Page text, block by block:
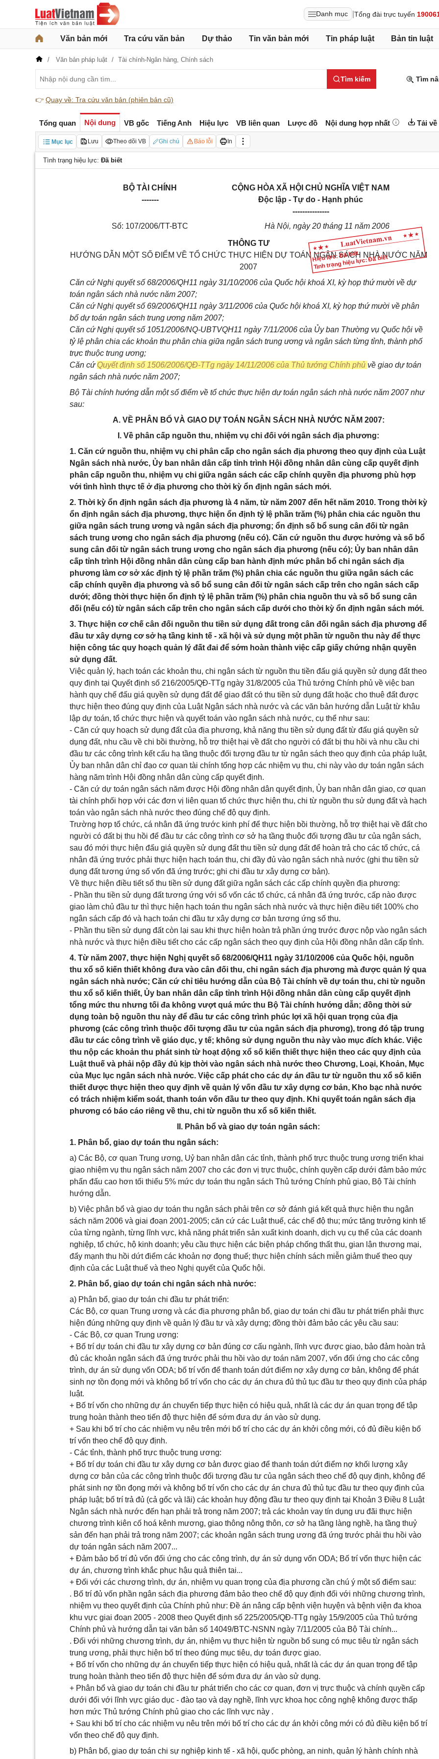
Danh mục Tổng đài trực tuyến
Văn bản mới Tra cứu văn bản Dự thảo Tin văn bản mới Tin pháp luật Bản tin luật
Văn bản pháp luật Tài chính-Ngân hàng, Chính sách
Tìm kiếm Tìm
👉 Quay về: Tra cứu văn bản (phiên bản cũ)
Tổng quan Nội dung VB gốc Tiếng Anh Hiệu lực VB liên quan Lược đồ Nội dung hợp nhất Tải về
Mục lục Lưu Theo dõi VB Ghi chú Báo lỗi In
Tình trạng hiệu lực: Đã biết
Hiệu lực: Đã biết
Tình trạng hiệu lực: Đã biết
BỘ TÀI CHÍNH
-------
CỘNG HÒA XÃ HỘI CHỦ NGHĨA VIỆT NAM
Độc lập - Tự do - Hạnh phúc
---------------
Số: 107/2006/TT-BTC
Hà Nội, ngày 20 tháng 11 năm 2006
THÔNG TƯ
HƯỚNG DẪN MỘT SỐ ĐIỂM VỀ TỔ CHỨC THỰC HIỆN DỰ TOÁN NGÂN SÁCH NHÀ NƯỚC NĂM
2007
Căn cứ Nghị quyết số 68/2006/QH11 ngày 31/10/2006 của Quốc hội khoá XI, kỳ họp thứ mười về dự
toán ngân sách nhà nước năm 2007;
Căn cứ Nghị quyết số 69/2006/QH11 ngày 3/11/2006 của Quốc hội khoá XI, kỳ họp thứ mười về phân
bổ dự toán ngân sách trung ương năm 2007;
Căn cứ Nghị quyết số 1051/2006/NQ-UBTVQH11 ngày 7/11/2006 của Ủy ban Thường vụ Quốc hội về
tỷ lệ phân chia các khoản thu phân chia giữa ngân sách trung ương và ngân sách từng tỉnh, thành phố
trực thuộc trung ương;
Căn cứ Quyết định số 1506/2006/QĐ-TTg ngày 14/11/2006 của Thủ tướng Chính phủ về giao dự toán
ngân sách nhà nước năm 2007;
Bộ Tài chính hướng dẫn một số điểm về tổ chức thực hiện dự toán ngân sách nhà nước năm 2007 như
sau:
A. VỀ PHÂN BỔ VÀ GIAO DỰ TOÁN NGÂN SÁCH NHÀ NƯỚC NĂM 2007:
I. Về phân cấp nguồn thu, nhiệm vụ chi đối với ngân sách địa phương:
1. Căn cứ nguồn thu, nhiệm vụ chi phân cấp cho ngân sách địa phương theo quy định của Luật
Ngân sách nhà nước, Ủy ban nhân dân cấp tỉnh trình Hội đồng nhân dân cùng cấp quyết định
phân cấp nguồn thu, nhiệm vụ chi giữa ngân sách các cấp chính quyền địa phương phù hợp
với tình hình thực tế ở địa phương cho thời kỳ ổn định ngân sách mới.
2. Thời kỳ ổn định ngân sách địa phương là 4 năm, từ năm 2007 đến hết năm 2010. Trong thời kỳ
ổn định ngân sách địa phương, thực hiện ổn định tỷ lệ phần trăm (%) phân chia các nguồn thu
giữa ngân sách trung ương và ngân sách địa phương; ổn định số bổ sung cân đối từ ngân
sách trung ương cho ngân sách địa phương (nếu có). Căn cứ nguồn thu được hưởng và số bổ
sung cân đối từ ngân sách trung ương cho ngân sách địa phương (nếu có); Ủy ban nhân dân
cấp tỉnh trình Hội đồng nhân dân cùng cấp ban hành định mức phân bổ chi ngân sách địa
phương làm cơ sở xác định tỷ lệ phần trăm (%) phân chia các nguồn thu giữa ngân sách các
cấp chính quyền địa phương và số bổ sung cân đối từ ngân sách cấp trên cho ngân sách cấp
dưới; đồng thời thực hiện ổn định tỷ lệ phần trăm (%) phân chia nguồn thu và số bổ sung cân
đối (nếu có) từ ngân sách cấp trên cho ngân sách cấp dưới cho thời kỳ ổn định ngân sách mới.
3. Thực hiện cơ chế cân đối nguồn thu tiền sử dụng đất trong cân đối ngân sách địa phương để
đầu tư xây dựng cơ sở hạ tầng kinh tế - xã hội và sử dụng một phần từ nguồn thu này để thực
hiện công tác quy hoạch quản lý đất đai để sớm hoàn thành việc cấp giấy chứng nhận quyền
sử dụng đất.
Việc quản lý, hạch toán các khoản thu, chi ngân sách từ nguồn thu tiền đấu giá quyền sử dụng đất theo
quy định tại Quyết định số 216/2005/QĐ-TTg ngày 31/8/2005 của Thủ tướng Chính phủ về việc ban
hành quy chế đấu giá quyền sử dụng đất để giao đất có thu tiền sử dụng đất hoặc cho thuê đất được
thực hiện theo đúng quy định của Luật Ngân sách nhà nước và các văn bản hướng dẫn Luật từ khâu
lập dự toán, tổ chức thực hiện và quyết toán vào ngân sách nhà nước, cụ thể như sau:
- Căn cứ quy hoạch sử dụng đất của địa phương, khả năng thu tiền sử dụng đất từ đấu giá quyền sử
dụng đất, nhu cầu về chi bồi thường, hỗ trợ thiệt hại về đất cho người có đất bị thu hồi và nhu cầu chi
đầu tư các công trình kết cấu hạ tầng thuộc đối tượng đầu tư từ ngân sách theo quy định của pháp luật,
Ủy ban nhân dân chỉ đạo cơ quan tài chính tổng hợp các nhiệm vụ thu, chi này vào dự toán ngân sách
hàng năm trình Hội đồng nhân dân cùng cấp quyết định.
- Căn cứ dự toán ngân sách năm được Hội đồng nhân dân quyết định, Ủy ban nhân dân giao, cơ quan
tài chính phối hợp với các đơn vị liên quan tổ chức thực hiện thu, chi từ nguồn thu sử dụng đất và hạch
toán vào ngân sách nhà nước theo đúng chế độ quy định.
Trường hợp tổ chức, cá nhân đã ứng trước kinh phí để thực hiện bồi thường, hỗ trợ thiệt hại về đất cho
người có đất bị thu hồi để đầu tư các công trình cơ sở hạ tầng thuộc đối tượng đầu tư của ngân sách,
sau đó mới thực hiện đấu giá quyền sử dụng đất thu tiền sử dụng đất để hoàn trả cho các tổ chức, cá
nhân đã ứng trước phải thực hiện hạch toán thu, chi đầy đủ vào ngân sách nhà nước (ghi thu tiền sử
dụng đất tương ứng số vốn đã ứng trước; ghi chi đầu tư xây dựng cơ bản).
Về thực hiện điều tiết số thu tiền sử dụng đất giữa ngân sách các cấp chính quyền địa phương:
- Phần thu tiền sử dụng đất tương ứng với số vốn các tổ chức, cá nhân đã ứng trước, cấp nào được
giao làm chủ đầu tư thì thực hiện hạch toán thu ngân sách nhà nước và thực hiện điều tiết 100% cho
ngân sách cấp đó và hạch toán chi đầu tư xây dựng cơ bản tương ứng số thu.
- Phần thu tiền sử dụng đất còn lại sau khi thực hiện hoàn trả phần ứng trước được nộp vào ngân sách
nhà nước và thực hiện điều tiết cho các cấp ngân sách theo quy định của Hội đồng nhân dân cấp tỉnh.
4. Từ năm 2007, thực hiện Nghị quyết số 68/2006/QH11 ngày 31/10/2006 của Quốc hội, nguồn
thu xổ số kiến thiết không đưa vào cân đối thu, chi ngân sách địa phương mà được quản lý qua
ngân sách nhà nước; Căn cứ chỉ tiêu hướng dẫn của Bộ Tài chính về dự toán thu, chi từ nguồn
thu xổ số kiến thiết, Ủy ban nhân dân cấp tỉnh trình Hội đồng nhân dân cùng cấp quyết định
tổng mức thu nhưng tối đa không vượt quá mức thu Bộ Tài chính hướng dẫn; đồng thời sử
dụng toàn bộ nguồn thu này để đầu tư các công trình phúc lợi xã hội quan trọng của địa
phương (các công trình thuộc đối tượng đầu tư của ngân sách địa phương), trong đó tập trung
đầu tư các công trình về giáo dục, y tế; không sử dụng nguồn thu này vào mục đích khác. Việc
thu nộp các khoản thu phát sinh từ hoạt động xổ số kiến thiết thực hiện theo các quy định của
Luật thuế và phải nộp đầy đủ kịp thời vào ngân sách nhà nước theo Chương, Loại, Khoản, Mục
của Mục lục ngân sách nhà nước. Việc cấp phát cho các dự án đầu tư từ nguồn thu xổ số kiến
thiết được thực hiện theo quy định về quản lý vốn đầu tư xây dựng cơ bản, Kho bạc nhà nước
có trách nhiệm kiểm soát, thanh toán vốn đầu tư theo quy định. Khi quyết toán ngân sách địa
phương có báo cáo riêng về thu, chi từ nguồn thu xổ số kiến thiết.
II. Phân bổ và giao dự toán ngân sách:
1. Phân bổ, giao dự toán thu ngân sách:
a) Các Bộ, cơ quan Trung ương, Uỷ ban nhân dân các tỉnh, thành phố trực thuộc trung ương triển khai
giao nhiệm vụ thu ngân sách năm 2007 cho các đơn vị trực thuộc, chính quyền cấp dưới đảm bảo mức
phấn đấu cao hơn tối thiểu 5% mức dự toán thu ngân sách Thủ tướng Chính phủ giao, Bộ Tài chính
hướng dẫn.
b) Việc phân bổ và giao dự toán thu ngân sách phải trên cơ sở đánh giá kết quả thực hiện thu ngân
sách năm 2006 và giai đoạn 2001-2005; căn cứ các Luật thuế, các chế độ thu; mức tăng trưởng kinh tế
của từng ngành, từng lĩnh vực, khả năng phát triển sản xuất kinh doanh, dịch vụ cụ thể của các doanh
nghiệp, tổ chức, hộ kinh doanh; yêu cầu thực hiện các biện pháp chống thất thu, gian lận thương mại,
đẩy mạnh thu hồi dứt điểm các khoản nợ đọng thuế; thực hiện chính sách miễn giảm thuế theo quy
định của các Luật thuế và theo Nghị quyết của Quốc hội.
2. Phân bổ, giao dự toán chi ngân sách nhà nước:
a) Phân bổ, giao dự toán chi đầu tư phát triển:
Các Bộ, cơ quan Trung ương và các địa phương phân bổ, giao dự toán chi đầu tư phát triển phải thực
hiện đúng những quy định về quản lý đầu tư và xây dựng; đồng thời đảm bảo các yêu cầu sau:
- Các Bộ, cơ quan Trung ương:
+ Bố trí dự toán chi đầu tư xây dựng cơ bản đúng cơ cấu ngành, lĩnh vực được giao, bảo đảm hoàn trả
đủ các khoản ngân sách đã ứng trước phải thu hồi vào dự toán năm 2007, vốn đối ứng cho các công
trình, dự án sử dụng vốn ODA; bố trí vốn để thanh toán dứt điểm nợ xây dựng cơ bản, không để phát
sinh nợ tồn đọng mới và không bố trí vốn cho các dự án chưa đủ thủ tục đầu tư theo quy định của pháp
luật.
+ Bố trí vốn cho những dự án chuyển tiếp thực hiện có hiệu quả, nhất là các dự án quan trọng để tập
trung hoàn thành theo tiến độ thực hiện để sớm đưa dự án vào sử dụng.
+ Sau khi bố trí cho các nhiệm vụ nêu trên mới bố trí cho các dự án khởi công mới, có đủ điều kiện bố
trí vốn theo chế độ quy định.
- Các tỉnh, thành phố trực thuộc trung ương:
+ Bố trí dự toán chi đầu tư xây dựng cơ bản được giao để thanh toán dứt điểm nợ khối lượng xây
dựng cơ bản của các công trình thuộc đối tượng đầu tư của ngân sách theo chế độ quy định, không để
phát sinh nợ tồn đọng mới và không bố trí vốn cho các dự án chưa đủ thủ tục đầu tư theo quy định của
pháp luật; bố trí trả đủ (cả gốc và lãi) các khoản huy động đầu tư theo quy định tại Khoản 3 Điều 8 Luật
Ngân sách nhà nước đến hạn phải trả trong năm 2007; trả các khoản vay tín dụng ưu đãi thực hiện
chương trình kiên cố hoá kênh mương, giao thông nông thôn, cơ sở hạ tầng làng nghề, hạ tầng thuỷ
sản đến hạn phải trả trong năm 2007; các khoản ngân sách trung ương đã ứng trước phải thu hồi vào
dự toán ngân sách năm 2007...
+ Đảm bảo bố trí đủ vốn đối ứng cho các công trình, dự án sử dụng vốn ODA; Bố trí vốn thực hiện các
dự án, chương trình khắc phục hậu quả thiên tai...
+ Đối với các chương trình, dự án, nhiệm vụ quan trọng của địa phương cần chú ý một số điểm sau:
. Bố trí đủ vốn phần ngân sách địa phương đảm bảo theo chế độ quy định đối với những chương trình,
nhiệm vụ theo quyết định của Chính phủ như: Đề án nâng cấp bệnh viện huyện và bệnh viện đa khoa
khu vực giai đoạn 2005 - 2008 theo Quyết định số 225/2005/QĐ-TTg ngày 15/9/2005 của Thủ tướng
Chính phủ và hướng dẫn tại văn bản số 14049/BTC-NSNN ngày 7/11/2005 của Bộ Tài chính...
. Đối với những chương trình, dự án, nhiệm vụ thực hiện từ nguồn bổ sung có mục tiêu từ ngân sách
trung ương, phải thực hiện bố trí theo đúng mục tiêu, dự toán được giao.
+ Bố trí vốn cho những dự án chuyển tiếp thực hiện có hiệu quả, nhất là các dự án quan trọng để tập
trung hoàn thành theo tiến độ thực hiện để sớm đưa dự án vào sử dụng.
+ Phân bổ và giao dự toán chi đầu tư phát triển cho các cơ quan, đơn vị trực thuộc và chính quyền cấp
dưới đối với lĩnh vực giáo dục - đào tạo và dạy nghề, lĩnh vực khoa học công nghệ không được thấp
hơn mức Thủ tướng Chính phủ giao cho các lĩnh vực này .
+ Sau khi bố trí cho các nhiệm vụ nêu trên mới bố trí cho các dự án khởi công mới có đủ điều kiện bố trí
vốn theo chế độ quy định.
b) Phân bổ, giao dự toán chi sự nghiệp kinh tế - xã hội, quốc phòng, an ninh, quản lý hành chính nhà